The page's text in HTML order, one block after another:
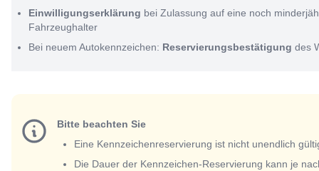
Einwilligungserklärung bei Zulassung auf eine noch
Fahrzeughalter
Bei neuem Autokennzeichen: Reservierungsbestätigung des
Bitte beachten Sie
Eine Kennzeichenreservierung ist nicht unendlich
Die Dauer der Kennzeichen-Reservierung kann je